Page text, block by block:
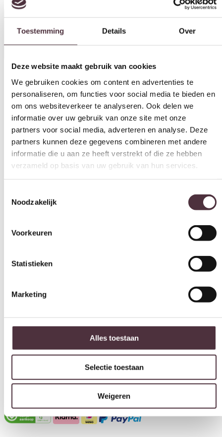
Deze website maakt gebruik van cookies
personaliseren, om functies voor social media te bieden en
informatie over uw gebruik van onze site met onze
partners voor social media, adverteren en analyse. Deze
partners kunnen deze gegevens combineren met andere
informatie die u aan ze heeft verstrekt of die ze hebben
verzameld op basis van uw gebruik van hun services.
Toestemmingsselectie
Noodzakelijk
Voorkeuren
Statistieken
Marketing
Selectie toestaan
Weigeren
Vorm
Kleur
Materiaal
Mangohout
Breedte (cm)
130 cm
76 cm
Starfurn
Nee (handgrepen en/of poten nog monteren)
Matt Polish Care Kit
Eettafels
Gratisthuis bezorgd boven de €100,-
op meubelen